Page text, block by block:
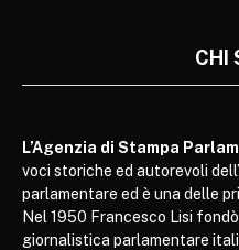
CHI
L’Agenzia di Stampa
voci storiche ed autorevoli
parlamentare ed è una delle
Nel 1950 Francesco Lisi
giornalistica parlamentare